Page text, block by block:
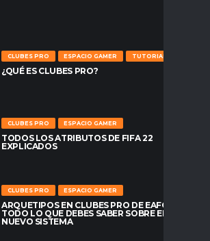
CLUBES PRO ESPACIO GAMER TUTORIALES
¿QUÉ ES CLUBES PRO?
CLUBES PRO ESPACIO GAMER
TODOS LOS ATRIBUTOS DE FIFA 22
EXPLICADOS
CLUBES PRO ESPACIO GAMER
ARQUETIPOS EN CLUBES PRO DE EAFC26:
TODO LO QUE DEBES SABER SOBRE EL
NUEVO SISTEMA